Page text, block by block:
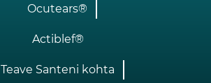
Ocutears®
Actiblef®
Teave Santeni kohta